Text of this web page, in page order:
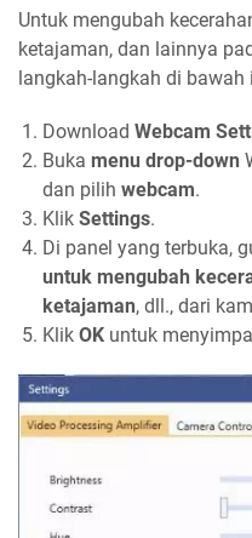
Untuk mengubah
ketajaman, dan lainnya
langkah-langkah di bawah
Download Webcam
Buka menu drop-down
dan pilih webcam.
Klik Settings.
Di panel yang terbuka,
untuk mengubah
ketajaman, dll., dari
Klik OK untuk